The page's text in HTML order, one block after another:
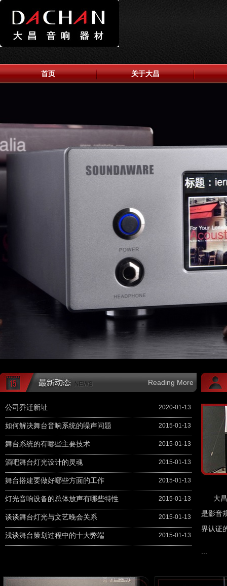
首页 关于大昌
公司乔迁新址 2020-01-13
如何解决舞台音响系统的噪声问题 2015-01-13
舞台系统的有哪些主要技术 2015-01-13
酒吧舞台灯光设计的灵魂 2015-01-13
舞台搭建要做好哪些方面的工作 2015-01-13
灯光音响设备的总体放声有哪些特性 2015-01-13
谈谈舞台灯光与文艺晚会关系 2015-01-13
浅谈舞台策划过程中的十大弊端 2015-01-13
Reading More
大昌
是影音
界认证